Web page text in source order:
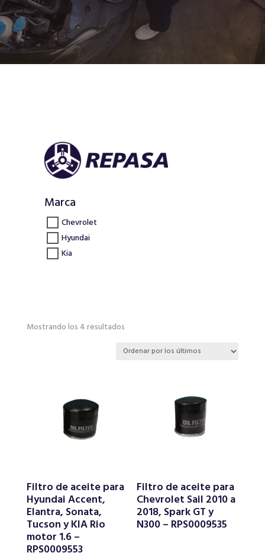
Marca
Chevrolet
Hyundai
Kia
Mostrando los 4 resultadosOrdenado
los
Filtro de aceite para
Hyundai Accent,
Elantra, Sonata,
Tucson y KIA Rio
motor 1.6 –
RPS0009553
Filtro de aceite para
Chevrolet Sail 2010 a
2018, Spark GT y
N300 – RPS0009535